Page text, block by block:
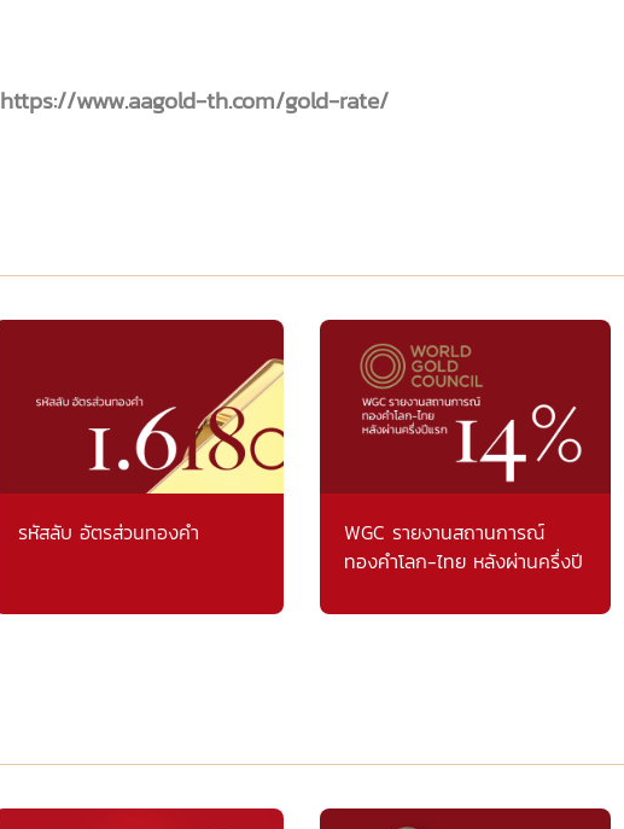
https://www.aagold-th.com/gold-rate/
รหัสลับ อัตรส่วนทองคำ
WGC รายงานสถานการณ์
ทองคำโลก-ไทย หลังผ่านครึ่งปี